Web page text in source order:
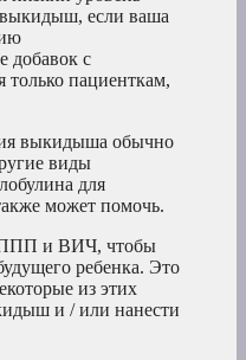
выкидыш, если ваша
добавок с
только пациенткам,
выкидыша обычно
виды
для
может помочь.
и ВИЧ, чтобы
ребенка. Это
из этих
и / или нанести